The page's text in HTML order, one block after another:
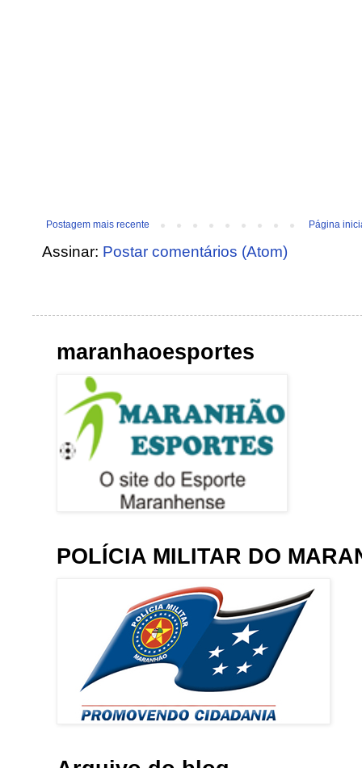
Postagem mais recente Página
Assinar: Postar comentários (Atom)
maranhaoesportes
POLÍCIA MILITAR DO